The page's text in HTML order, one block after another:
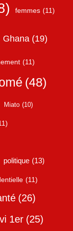
femmes (11)
Ghana (19)
(11)
(48)
Miato (10)
politique (13)
(11)
(26)
1er (25)